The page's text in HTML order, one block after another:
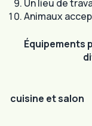
Un lieu de
Animaux
Équipements
cuisine et salon